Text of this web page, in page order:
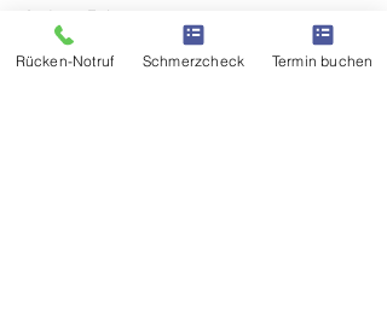
Andreas Dohrmann
Meinungen
Rücken-Notruf Schmerzcheck Termin buchen